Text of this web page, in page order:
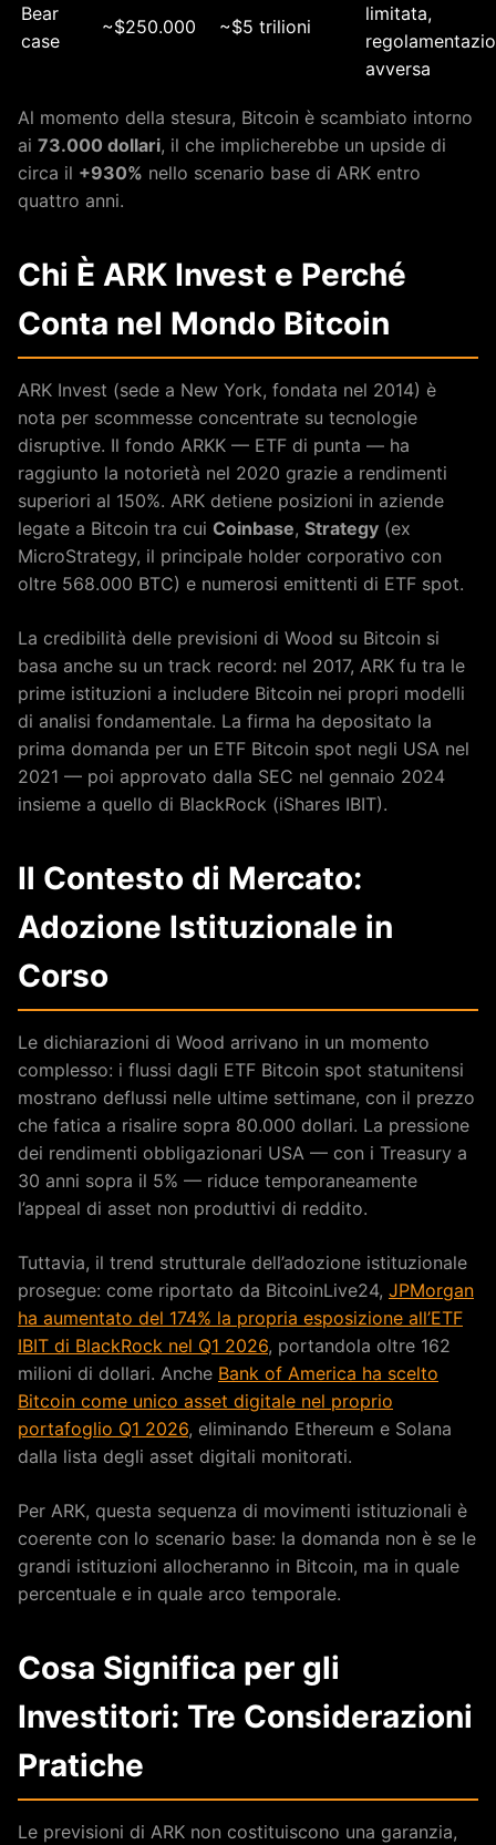
Bear
case
~$250.000 ~$5 trilioni
limitata,
avversa
Al momento della stesura, Bitcoin è scambiato intorno
ai 73.000 dollari, il che implicherebbe un upside di
circa il +930% nello scenario base di ARK entro
quattro anni.
Chi È ARK Invest e Perché
Conta nel Mondo Bitcoin
ARK Invest (sede a New York, fondata nel 2014) è
nota per scommesse concentrate su tecnologie
disruptive. Il fondo ARKK — ETF di punta — ha
raggiunto la notorietà nel 2020 grazie a rendimenti
superiori al 150%. ARK detiene posizioni in aziende
legate a Bitcoin tra cui Coinbase, Strategy (ex
MicroStrategy, il principale holder corporativo con
oltre 568.000 BTC) e numerosi emittenti di ETF spot.
La credibilità delle previsioni di Wood su Bitcoin si
basa anche su un track record: nel 2017, ARK fu tra le
prime istituzioni a includere Bitcoin nei propri modelli
di analisi fondamentale. La firma ha depositato la
prima domanda per un ETF Bitcoin spot negli USA nel
2021 — poi approvato dalla SEC nel gennaio 2024
insieme a quello di BlackRock (iShares IBIT).
Il Contesto di Mercato:
Adozione Istituzionale in
Corso
Le dichiarazioni di Wood arrivano in un momento
complesso: i flussi dagli ETF Bitcoin spot statunitensi
mostrano deflussi nelle ultime settimane, con il prezzo
che fatica a risalire sopra 80.000 dollari. La pressione
dei rendimenti obbligazionari USA — con i Treasury a
30 anni sopra il 5% — riduce temporaneamente
l’appeal di asset non produttivi di reddito.
Tuttavia, il trend strutturale dell’adozione istituzionale
prosegue: come riportato da BitcoinLive24, JPMorgan
ha aumentato del 174% la propria esposizione all’ETF
IBIT di BlackRock nel Q1 2026, portandola oltre 162
milioni di dollari. Anche Bank of America ha scelto
Bitcoin come unico asset digitale nel proprio
portafoglio Q1 2026, eliminando Ethereum e Solana
dalla lista degli asset digitali monitorati.
Per ARK, questa sequenza di movimenti istituzionali è
coerente con lo scenario base: la domanda non è se le
grandi istituzioni allocheranno in Bitcoin, ma in quale
percentuale e in quale arco temporale.
Cosa Significa per gli
Investitori: Tre Considerazioni
Pratiche
Le previsioni di ARK non costituiscono una garanzia,